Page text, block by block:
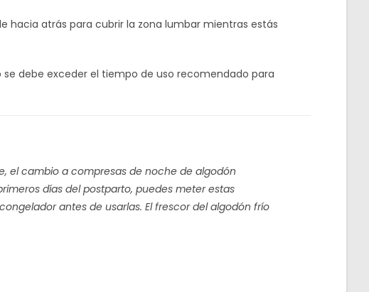
hacia atrás para cubrir la zona lumbar mientras estás
debe exceder el tiempo de uso recomendado para
el cambio a compresas de noche de algodón
días del postparto, puedes meter estas
antes de usarlas. El frescor del algodón frío